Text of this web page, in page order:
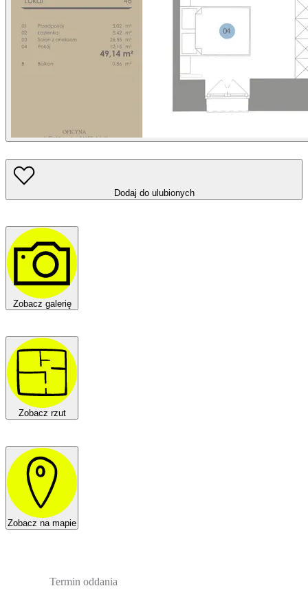
Dodaj do ulubionych
Zobacz galerię
Zobacz rzut
Zobacz na mapie
Termin oddania